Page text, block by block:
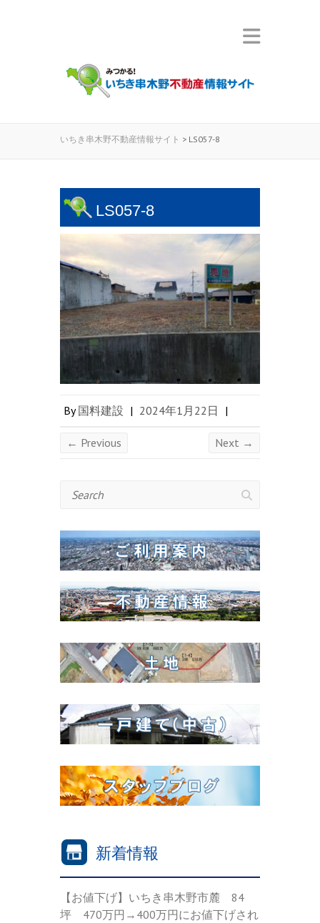
いちき串木野不動産情報サイト > LS057-8
LS057-8
By国料建設 | 2024年1月22日 |
← Previous Next →
Search
新着情報
【お値下げ】いちき串木野市麓 84
坪 470万円→400万円にお値下げされ